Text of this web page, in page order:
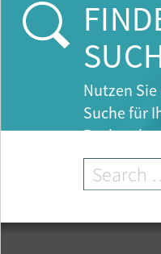
Nutzen
Suche für
Recherche.